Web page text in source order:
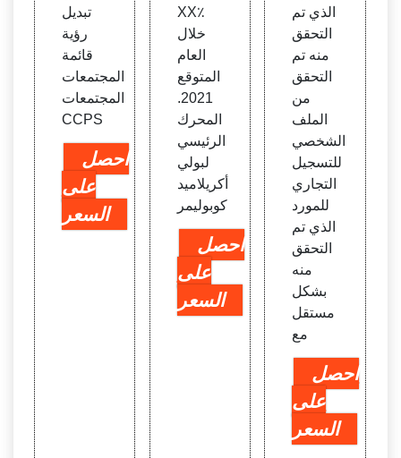
تبديل
رؤية
قائمة
المجتمعات
المجتمعات
CCPS
احصل
على
السعر
XX٪
خلال
العام
المتوقع
2021.
المحرك
الرئيسي
لبولي
أكريلاميد
كوبوليمر
احصل
على
السعر
الذي تم
التحقق
منه تم
التحقق
من
الملف
الشخصي
للتسجيل
التجاري
للمورد
الذي تم
التحقق
منه
بشكل
مستقل
مع
احصل
على
السعر